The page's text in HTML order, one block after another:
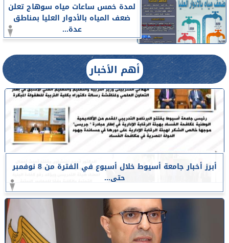
لمدة خمس ساعات مياه سوهاج تعلن
ضعف المياه بالأدوار العليا بمناطق
عدة...
أهم الأخبار
أبرز أخبار جامعة أسيوط خلال أسبوع في الفترة من 8 نوفمبر
حتى...